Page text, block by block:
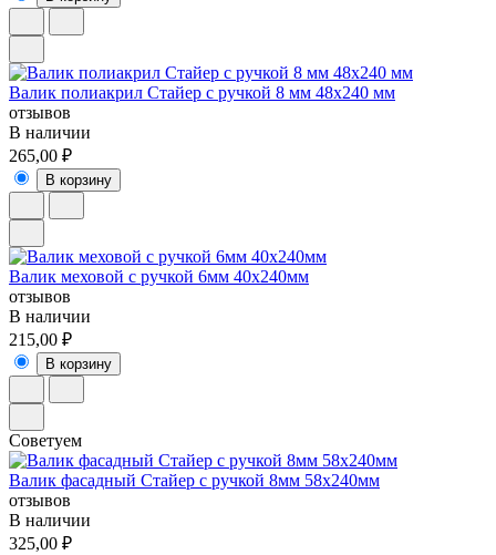
Валик полиакрил Стайер с ручкой 8 мм 48х240 мм
отзывов
В наличии
265,00 ₽
В корзину
Валик меховой с ручкой 6мм 40х240мм
отзывов
В наличии
215,00 ₽
В корзину
Советуем
Валик фасадный Стайер с ручкой 8мм 58х240мм
отзывов
В наличии
325,00 ₽